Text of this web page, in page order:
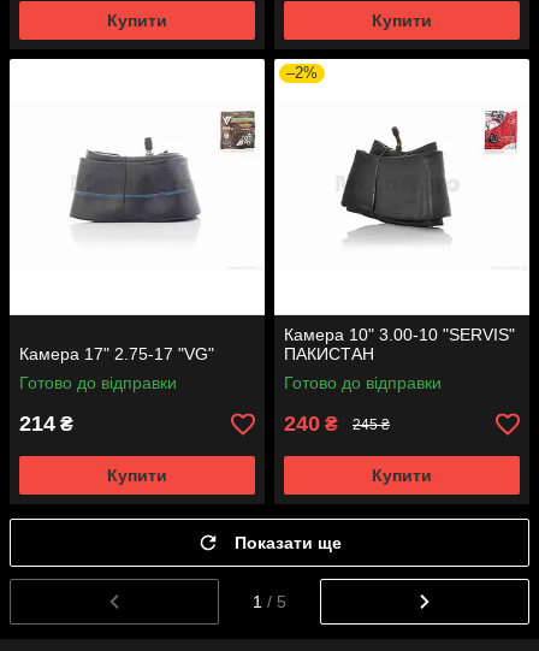
Купити Купити
Камера 17" 2.75-17 "VG"
Готово до відправки
214 ₴
Купити
–2%
Камера 10" 3.00-10 "SERVIS"
ПАКИСТАН
Готово до відправки
240 ₴ 245 ₴
Купити
Показати ще
1 / 5